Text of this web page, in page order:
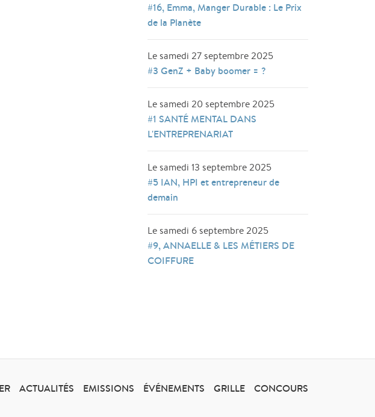
#16, Emma, Manger Durable : Le Prix
de la Planète
Le samedi 27 septembre 2025
#3 GenZ + Baby boomer = ?
Le samedi 20 septembre 2025
#1 SANTÉ MENTAL DANS
L'ENTREPRENARIAT
Le samedi 13 septembre 2025
#5 IAN, HPI et entrepreneur de
demain
Le samedi 6 septembre 2025
#9, ANNAELLE & LES MÉTIERS DE
COIFFURE
ACTUALITÉS EMISSIONS ÉVÉNEMENTS GRILLE CONCOURS